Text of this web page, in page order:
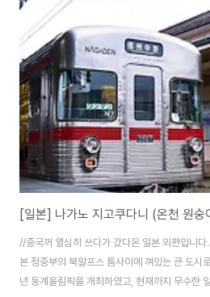
해당 료칸의 로텐부로만이 아닌, 시부온센내의
있는 기회가 생긴다.이러한 것을 일일관광객에
은 혜택을 주지만,일일 관광객들은 그다지 호
간날은 평일이여서 그런듯 하지만. 하..
[일본] 나가노 지고쿠다니 (온천 원숭
//중국꺼 열심히 쓰다가 갔다온 일본 외편입니
본 정중부의 북알프스 틈사이에 껴있는 큰 도
년 동계올림픽을 개최하였고, 현재까지 무수한